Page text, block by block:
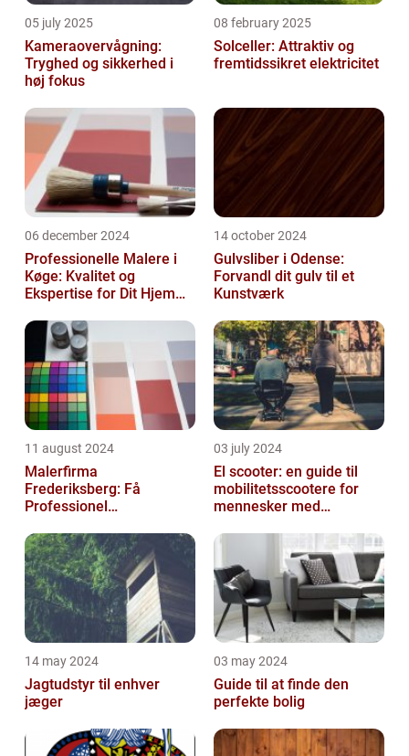
05 july 2025
Kameraovervågning:
Tryghed og sikkerhed i
høj fokus
08 february 2025
Solceller: Attraktiv og
fremtidssikret elektricitet
06 december 2024
Professionelle Malere i
Køge: Kvalitet og
Ekspertise for Dit Hjem
14 october 2024
Gulvsliber i Odense:
Forvandl dit gulv til et
Kunstværk
11 august 2024
Malerfirma
Frederiksberg: Få
Professionel
eller virksomhed
03 july 2024
El scooter: en guide til
mobilitetsscootere for
mennesker med
14 may 2024
Jagtudstyr til enhver
jæger
03 may 2024
Guide til at finde den
perfekte bolig